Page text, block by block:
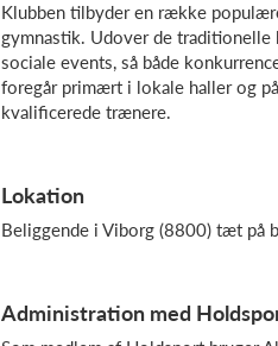
Klubben tilbyder en række
gymnastik. Udover de
sociale events, så både
foregår primært i lokale haller og
kvalificerede trænere.
Lokation
Beliggende i Viborg (8800) tæt på
Administration med